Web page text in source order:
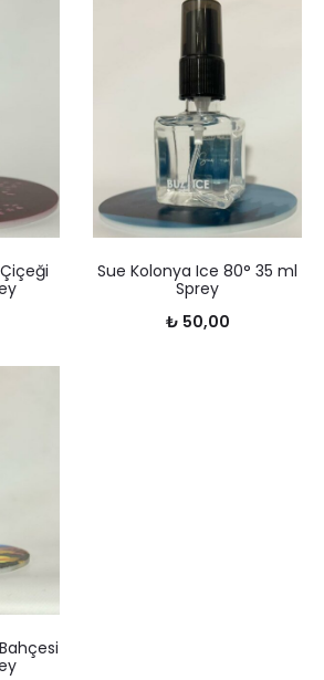
Sue Kolonya Ice 80° 35 ml
Sprey
₺ 50,00